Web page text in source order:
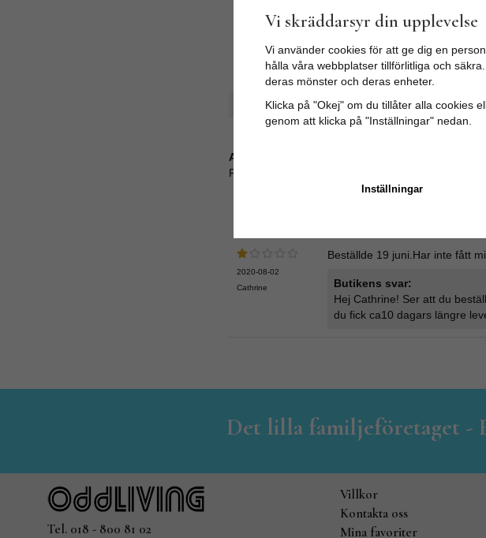
Spara som favorit
Artikelnummer:
FCK-88
2020-08-02
Cathrine
Beställde 19 juni.Har inte fått
Butikens svar:
Hej Cathrine! Ser att du
du fick ca10 dagars längre
Det lilla familjeföretaget -
Tel. 018 - 800 81 02
Villkor
Kontakta oss
Mina favoriter
Vi skräddarsyr din upplevelse
Vi använder cookies för att ge dig en
hålla våra webbplatser tillförlitliga och
deras mönster och deras enheter.
Klicka på "Okej" om du tillåter alla cookies
genom att klicka på "Inställningar" nedan.
Inställningar